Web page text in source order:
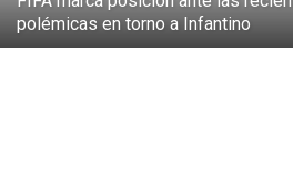
polémicas en torno a Infantino